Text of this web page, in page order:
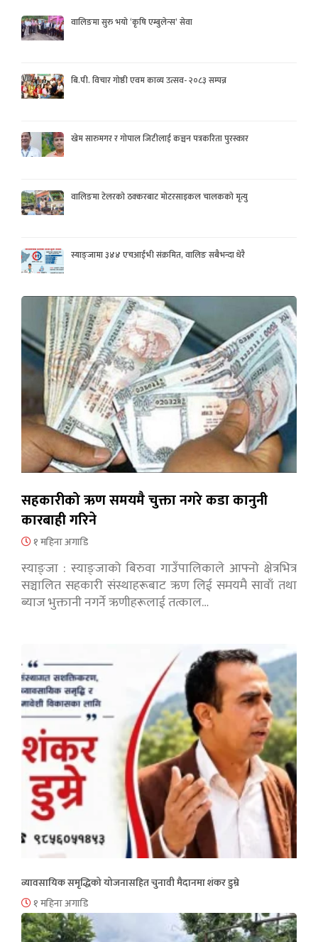
वालिङमा सुरु भयो ‘कृषि एम्बुलेन्स’ सेवा
बि.पी. विचार गोष्ठी एवम काव्य उत्सव- २०८३ सम्पन्न
खेम सारुमगर र गोपाल जिटीलाई कञ्चन पत्रकरिता पुरस्कार
वालिङमा टेलरको ठक्करबाट मोटरसाइकल चालकको मृत्यु
स्याङ्जामा ३४४ एचआईभी संक्रमित, वालिङ सबैभन्दा धेरै
सहकारीको ऋण समयमै चुक्ता नगरे कडा कानुनी
कारबाही गरिने
१ महिना अगाडि
स्याङ्जा : स्याङ्जाको बिरुवा गाउँपालिकाले आफ्नो क्षेत्रभित्र
सञ्चालित सहकारी संस्थाहरूबाट ऋण लिई समयमै सावाँ तथा
ब्याज भुक्तानी नगर्ने ऋणीहरूलाई तत्काल…
व्यावसायिक समृद्धिको योजनासहित चुनावी मैदानमा शंकर डुम्रे
१ महिना अगाडि